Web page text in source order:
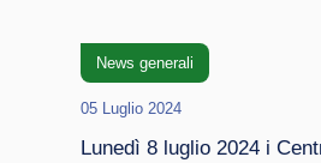
News generali
05 Luglio 2024
Lunedì 8 luglio 2024 i